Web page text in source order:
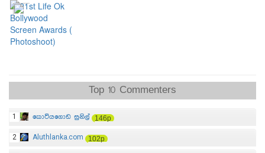
Top 10 Commenters
1 කොටියගොඩ සුනිල් 146p
2 Aluthlanka.com 102p